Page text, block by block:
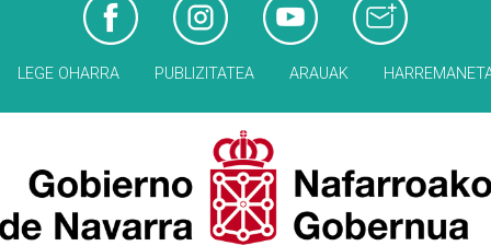
LEGE OHARRA PUBLIZITATEA ARAUAK